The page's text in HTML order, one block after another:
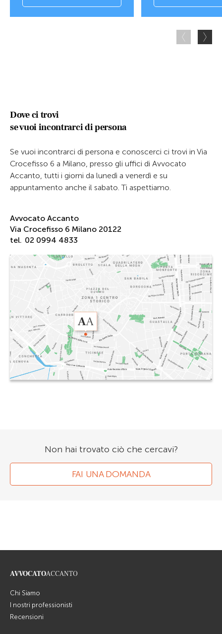
Dove ci trovi
se vuoi incontrarci di persona
Se vuoi incontrarci di persona e conoscerci ci trovi in Via
Crocefisso 6 a Milano, presso gli uffici di Avvocato
Accanto, tutti i giorni da lunedì a venerdì e su
appuntamento anche il sabato. Ti aspettiamo.
Avvocato Accanto
Via Crocefisso 6 Milano 20122
tel. 02 0994 4833
Non hai trovato ciò che cercavi?
FAI UNA DOMANDA
AVVOCATOACCANTO
Chi Siamo
I nostri professionisti
Recensioni